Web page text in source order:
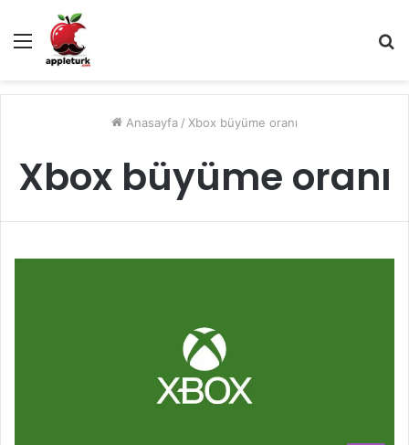
Menü
...
Anasayfa / Xbox büyüme oranı
Xbox büyüme oranı